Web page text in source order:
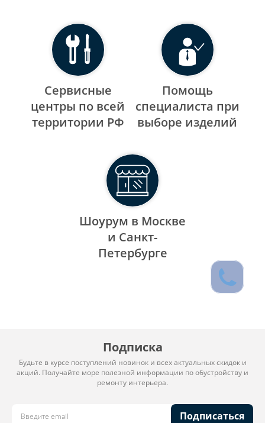
Сервисные
центры по всей
территории РФ
Помощь
специалиста при
выборе изделий
Шоурум в Москве
и Санкт-
Петербурге
Подписка
Будьте в курсе поступлений новинок и всех актуальных скидок и
акций. Получайте море полезной информации по обустройству и
ремонту интерьера.
Подписаться